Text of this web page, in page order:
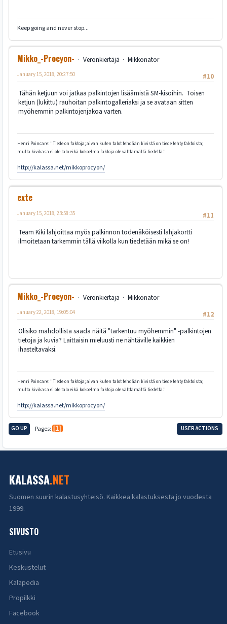
Keep going and never stop...
Mikko_-Procyon- Veronkiertäjä
Mikkonator
#10
January 15, 2018, 20:27:50
Tähän ketjuun voi jatkaa palkintojen lisäämistä SM-kisoihin. Toisen
ketjun (lukittu) rauhoitan palkintogalleriaksi ja se avataan sitten
myöhemmin palkintojenjakoa varten.
Henri Poincare: "Tiede on faktoja; aivan kuten talot tehdään kivistä on tiede tehty faktoista;
mutta kivikasa ei ole talo eikä kokoelma faktoja ole välttämättä tiedettä."
http://kalassa.net/mikkoprocyon/
exte
#11
January 15, 2018, 23:58:35
Team Kiki lahjoittaa myös palkinnon todenäköisesti lahjakortti
ilmoitetaan tarkemmin tällä viikolla kun tiedetään mikä se on!
Mikko_-Procyon- Veronkiertäjä
Mikkonator
#12
January 22, 2018, 19:05:04
Olisiko mahdollista saada näitä "tarkentuu myöhemmin" -palkintojen
tietoja ja kuvia? Laittaisin mieluusti ne nähtäville kaikkien
ihasteltavaksi.
Henri Poincare: "Tiede on faktoja; aivan kuten talot tehdään kivistä on tiede tehty faktoista;
mutta kivikasa ei ole talo eikä kokoelma faktoja ole välttämättä tiedettä."
http://kalassa.net/mikkoprocyon/
GO UP Pages 1 USER ACTIONS
KALASSA.NET
Suomen suurin kalastusyhteisö. Kaikkea kalastuksesta jo vuodesta
1999.
SIVUSTO
Etusivu
Keskustelut
Kalapedia
Propilkki
Facebook